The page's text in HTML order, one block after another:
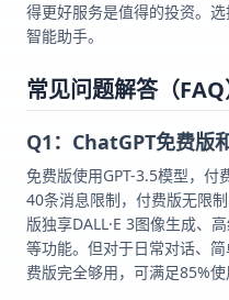
得更好服务是值得的投资。
智能助手。
常见问题解答（FAQ
Q1：ChatGPT免费版
免费版使用GPT-3.5模型，付
40条消息限制，付费版无限
版独享DALL·E 3图像生成、
等功能。但对于日常对话、
费版完全够用，可满足85%使